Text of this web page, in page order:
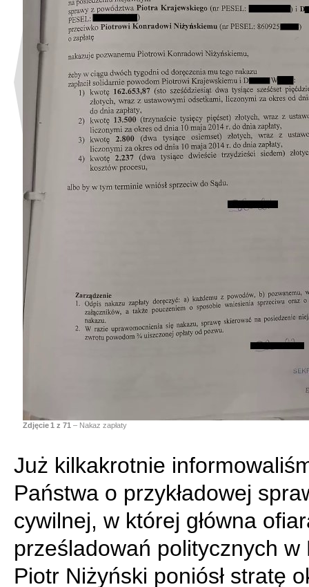
Zdjęcie1 z 71 – Nakaz zapłaty
Już kilkakrotnie
Państwa o przykładowej
cywilnej, w której główna
prześladowań politycznych w
Piotr Niżyński poniósł stratę